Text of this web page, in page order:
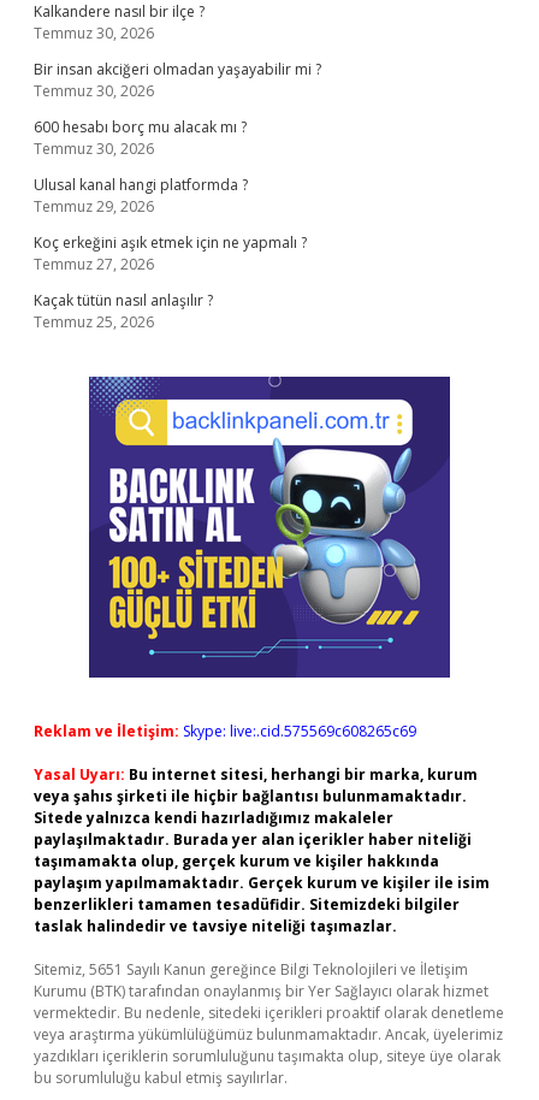
Kalkandere nasıl bir ilçe ?
Temmuz 30, 2026
Bir insan akciğeri olmadan yaşayabilir mi ?
Temmuz 30, 2026
600 hesabı borç mu alacak mı ?
Temmuz 30, 2026
Ulusal kanal hangi platformda ?
Temmuz 29, 2026
Koç erkeğini aşık etmek için ne yapmalı ?
Temmuz 27, 2026
Kaçak tütün nasıl anlaşılır ?
Temmuz 25, 2026
Reklam ve İletişim: Skype: live:.cid.575569c608265c69
Yasal Uyarı: Bu internet sitesi, herhangi bir marka, kurum
veya şahıs şirketi ile hiçbir bağlantısı bulunmamaktadır.
Sitede yalnızca kendi hazırladığımız makaleler
paylaşılmaktadır. Burada yer alan içerikler haber niteliği
taşımamakta olup, gerçek kurum ve kişiler hakkında
paylaşım yapılmamaktadır. Gerçek kurum ve kişiler ile isim
benzerlikleri tamamen tesadüfidir. Sitemizdeki bilgiler
taslak halindedir ve tavsiye niteliği taşımazlar.
Sitemiz, 5651 Sayılı Kanun gereğince Bilgi Teknolojileri ve İletişim
Kurumu (BTK) tarafından onaylanmış bir Yer Sağlayıcı olarak hizmet
vermektedir. Bu nedenle, sitedeki içerikleri proaktif olarak denetleme
veya araştırma yükümlülüğümüz bulunmamaktadır. Ancak, üyelerimiz
yazdıkları içeriklerin sorumluluğunu taşımakta olup, siteye üye olarak
bu sorumluluğu kabul etmiş sayılırlar.